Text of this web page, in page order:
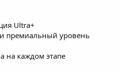
Ultra+
премиальный уровень
на каждом этапе